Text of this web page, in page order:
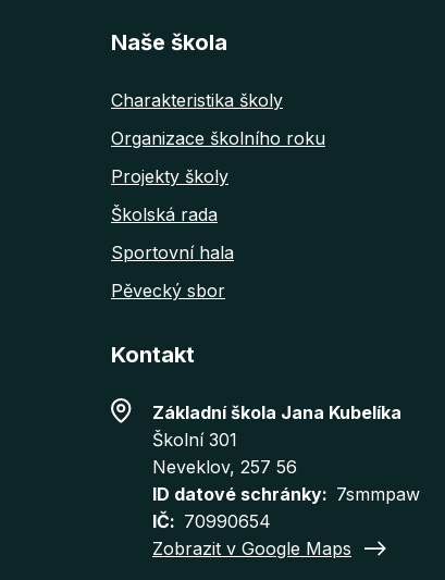
Naše škola
Charakteristika školy
Organizace školního roku
Projekty školy
Školská rada
Sportovní hala
Pěvecký sbor
Kontakt
Základní škola Jana Kubelíka
Školní 301
Neveklov, 257 56
ID datové schránky
7smmpaw
IČ
70990654
Zobrazit v Google Maps